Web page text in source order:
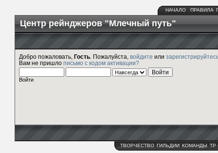
НАЧАЛО ПРАВИЛА
Центр рейнджеров "Млечный путь"
Добро пожаловать, Гость . Пожалуйста, войдите или
Вам не пришло письмо с кодом активации?
Войти
ТВОРЧЕСТВО ГИЛЬДИИ КОМАНДЫ ТР